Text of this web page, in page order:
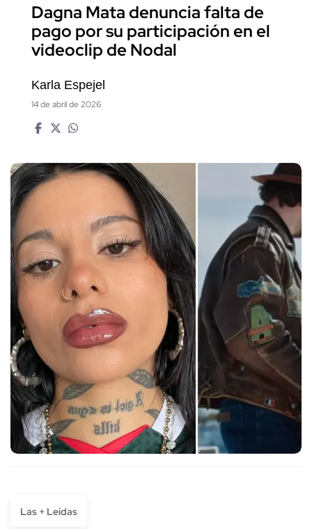
Dagna Mata denuncia falta de
pago por su participación en el
videoclip de Nodal
Karla Espejel
14 de abril de 2026
Las + Leídas